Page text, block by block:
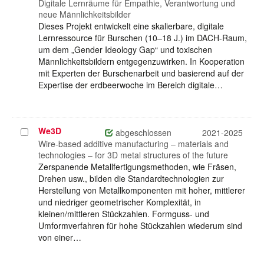
Digitale Lernräume für Empathie, Verantwortung und
neue Männlichkeitsbilder
Dieses Projekt entwickelt eine skalierbare, digitale
Lernressource für Burschen (10–18 J.) im DACH-Raum,
um dem „Gender Ideology Gap“ und toxischen
Männlichkeitsbildern entgegenzuwirken. In Kooperation
mit Experten der Burschenarbeit und basierend auf der
Expertise der erdbeerwoche im Bereich digitale…
Projekt
auswählen
We3D abgeschlossen
2021-2025
Wire-based additive manufacturing – materials and
technologies – for 3D metal structures of the future
Zerspanende Metallfertigungsmethoden, wie Fräsen,
Drehen usw., bilden die Standardtechnologien zur
Herstellung von Metallkomponenten mit hoher, mittlerer
und niedriger geometrischer Komplexität, in
kleinen/mittleren Stückzahlen. Formguss- und
Umformverfahren für hohe Stückzahlen wiederum sind
von einer…